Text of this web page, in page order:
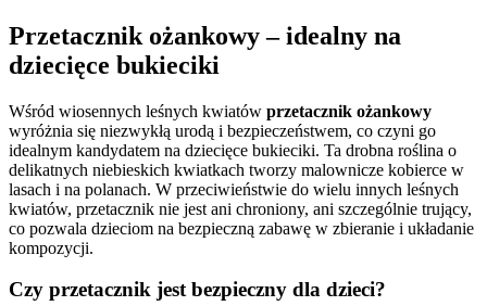
Przetacznik ożankowy – idealny na
dziecięce bukieciki
Wśród wiosennych leśnych kwiatów przetacznik ożankowy
wyróżnia się niezwykłą urodą i bezpieczeństwem, co czyni go
idealnym kandydatem na dziecięce bukieciki. Ta drobna roślina o
delikatnych niebieskich kwiatkach tworzy malownicze kobierce w
lasach i na polanach. W przeciwieństwie do wielu innych leśnych
kwiatów, przetacznik nie jest ani chroniony, ani szczególnie trujący,
co pozwala dzieciom na bezpieczną zabawę w zbieranie i układanie
kompozycji.
Czy przetacznik jest bezpieczny dla dzieci?